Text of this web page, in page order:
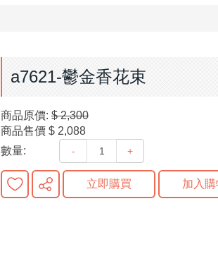
a7621-鬱金香花束
商品原價: $ 2,300
商品售價 $ 2,088
數量:
- +
立即購買 加入